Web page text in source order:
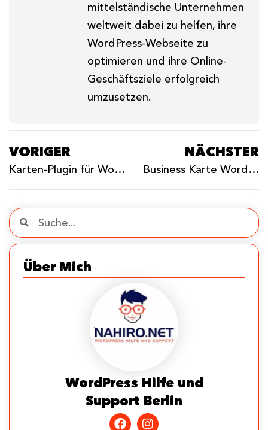
mittelständische Unternehmen
weltweit dabei zu helfen, ihre
WordPress-Webseite zu
optimieren und ihre Online-
Geschäftsziele erfolgreich
umzusetzen.
VORIGER
Karten-Plugin für WordPress: Dein Leitfaden zur interaktiven Karten-Erstellung
NÄCHSTER
Business Karte WordPress: Verbessern Sie Ihr lokales Erlebnis
Über Mich
WordPress Hilfe und
Support Berlin